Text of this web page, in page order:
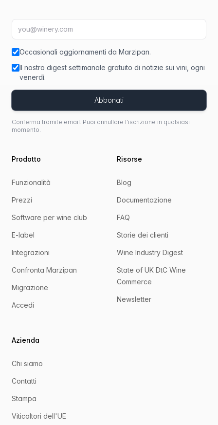
Indirizzo email
Occasionali aggiornamenti da Marzipan.
Il nostro digest settimanale gratuito di notizie sui vini, ogni
venerdì.
Abbonati
Conferma tramite email. Puoi annullare l'iscrizione in qualsiasi
momento.
Prodotto
Funzionalità
Prezzi
Software per wine club
E-label
Integrazioni
Confronta Marzipan
Migrazione
Accedi
Risorse
Blog
Documentazione
FAQ
Storie dei clienti
Wine Industry Digest
State of UK DtC Wine
Commerce
Newsletter
Azienda
Chi siamo
Contatti
Stampa
Viticoltori dell'UE